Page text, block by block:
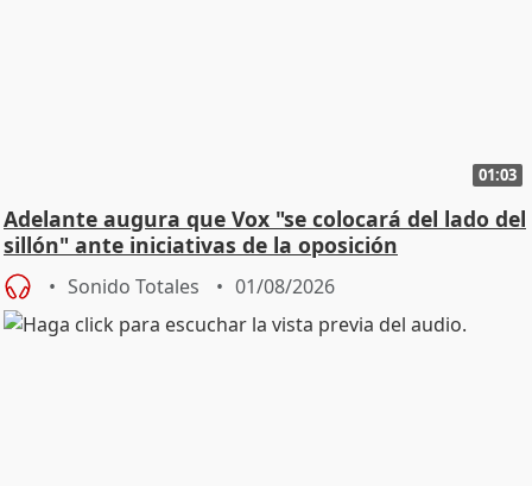
01:03
Adelante augura que Vox "se colocará del lado del
sillón" ante iniciativas de la oposición
Sonido Totales 01/08/2026